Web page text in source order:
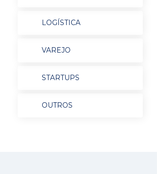
LOGÍSTICA
VAREJO
STARTUPS
OUTROS